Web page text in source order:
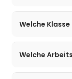
Welche
Welche